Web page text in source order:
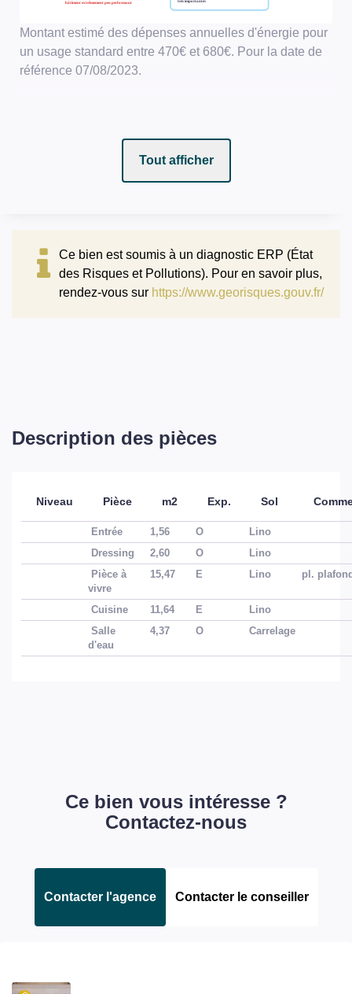
Montant estimé des dépenses annuelles d'énergie pour
un usage standard entre 470€ et 680€. Pour la date de
référence 07/08/2023.
Tout afficher
Ce bien est soumis à un diagnostic ERP (État
des Risques et Pollutions). Pour en savoir plus,
rendez-vous sur https://www.georisques.gouv.fr/
Description des pièces
Niveau Pièce m2 Exp. Sol
Entrée 1,56 O
Lino
Dressing
2,60 O
Lino
Pièce à
vivre
15,47 E Lino pl.
Cuisine 11,64 E
Lino
Salle
d'eau
4,37 O Carrelage
Ce bien vous intéresse ?
Contactez-nous
Contacter l'agence Contacter le conseiller